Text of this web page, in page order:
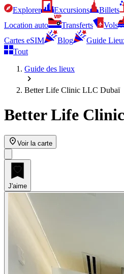
Explorer Excursions Billets
Location auto
Transferts Vols
Cartes eSIM
Blog Guide
Tout
Guide des lieux
Better Life Clinic LLC Dubaï
Better Life
Voir la carte
J'aime